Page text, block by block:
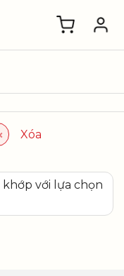
Xóa
với lựa chọn